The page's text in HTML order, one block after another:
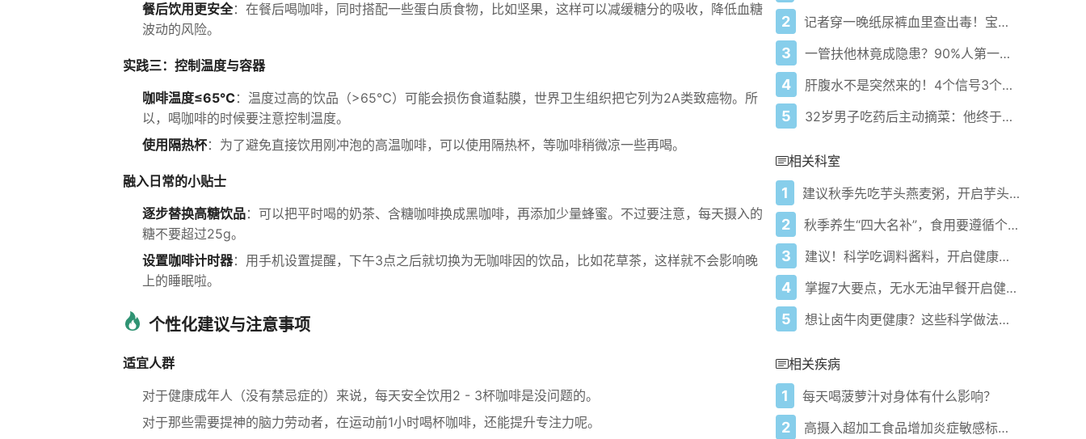
餐后饮用更安全：在餐后喝咖啡，同时搭配一些蛋白质食物，比如坚果，这样可以减缓糖分的吸收，降低血糖
波动的风险。
实践三：控制温度与容器
咖啡温度≤65℃：温度过高的饮品（>65℃）可能会损伤食道黏膜，世界卫生组织把它列为2A类致癌物。所
以，喝咖啡的时候要注意控制温度。
使用隔热杯：为了避免直接饮用刚冲泡的高温咖啡，可以使用隔热杯，等咖啡稍微凉一些再喝。
融入日常的小贴士
逐步替换高糖饮品：可以把平时喝的奶茶、含糖咖啡换成黑咖啡，再添加少量蜂蜜。不过要注意，每天摄入的
糖不要超过25g。
设置咖啡计时器：用手机设置提醒，下午3点之后就切换为无咖啡因的饮品，比如花草茶，这样就不会影响晚
上的睡眠啦。
个性化建议与注意事项
适宜人群
对于健康成年人（没有禁忌症的）来说，每天安全饮用2 - 3杯咖啡是没问题的。
对于那些需要提神的脑力劳动者，在运动前1小时喝杯咖啡，还能提升专注力呢。
2 记者穿一晚纸尿裤血里查出毒！宝宝血液浓度竟是成人的5倍？
3 一管扶他林竟成隐患？90%人第一步就错了！
4 肝腹水不是突然来的！4个信号3个管理要点别等肚子鼓起来
5 32岁男子吃药后主动摘菜：他终于活过来了？
相关科室
1 建议秋季先吃芋头燕麦粥，开启芋头养生之旅！
2 秋季养生“四大名补”，食用要遵循个性化与适度原则！
3 建议！科学吃调料酱料，开启健康饮食模式！
4 掌握7大要点，无水无油早餐开启健康活力一天！
5 想让卤牛肉更健康？这些科学做法快试试！
相关疾病
1 每天喝菠萝汁对身体有什么影响？
2 高摄入超加工食品增加炎症敏感标志物水平